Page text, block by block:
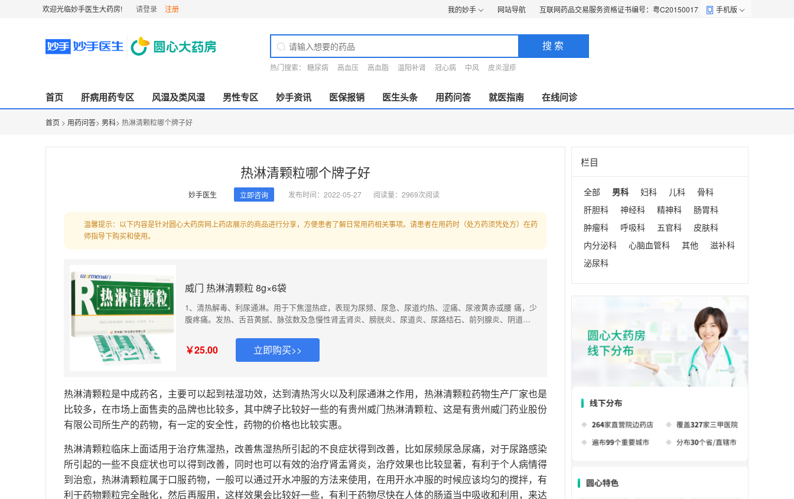
欢迎光临妙手医生大药房! 请登录 注册 我的妙手 网站导航 互联网药品交易服务资格证书编号：粤C20150017 手机版
搜 索
热门搜索： 糖尿病 高血压 高血脂 温阳补肾 冠心病 中风 皮炎湿疹
首页 肝病用药专区 风湿及类风湿 男性专区 妙手资讯 医保报销 医生头条 用药问答 就医指南 在线问诊
首页 > 用药问答> 男科> 热淋清颗粒哪个牌子好
热淋清颗粒哪个牌子好
妙手医生 立即咨询 发布时间：2022-05-27 阅读量：2969次阅读
温馨提示：以下内容是针对圆心大药房网上药店展示的商品进行分享，方便患者了解日常用药相关事项。请患者在用药时（处方药须凭处方）在药
师指导下购买和使用。
威门 热淋清颗粒 8g×6袋
1、清热解毒、利尿通淋。用于下焦湿热症，表现为尿频、尿急、尿道灼热、涩痛、尿液黄赤或腰 痛，少
腹疼痛。发热、舌苔黄腻、脉弦数及急慢性肾盂肾炎、膀胱炎、尿道炎、尿路结石、前列腺炎、阴道
与有 效抗生素联合应用，可增强疗效，缩短疗程，减少抗生素用量及副作用。3、本品有效成份含量高，
见效快，为颗粒剂型，服用方便，符合中医治疗泌尿系统感染的原则。
￥25.00 立即购买>>
热淋清颗粒是中成药名，主要可以起到祛湿功效，达到清热泻火以及利尿通淋之作用，热淋清颗粒药物生产厂家也是
比较多，在市场上面售卖的品牌也比较多，其中牌子比较好一些的有贵州威门热淋清颗粒、这是有贵州威门药业股份
有限公司所生产的药物，有一定的安全性，药物的价格也比较实惠。
热淋清颗粒临床上面适用于治疗焦湿热，改善焦湿热所引起的不良症状得到改善，比如尿频尿急尿痛，对于尿路感染
所引起的一些不良症状也可以得到改善，同时也可以有效的治疗肾盂肾炎，治疗效果也比较显著，有利于个人病情得
到治愈，热淋清颗粒属于口服药物，一般可以通过开水冲服的方法来使用，在用开水冲服的时候应该均匀的搅拌，有
利于药物颗粒完全融化，然后再服用，这样效果会比较好一些，有利于药物尽快在人体的肠道当中吸收和利用，来达
栏目
全部 男科 妇科 儿科
骨科
肝胆科
神经科 精神科
肠胃科
肿瘤科
呼吸科 五官科
皮肤科
内分泌科
心脑血管科 其他
滋补科
泌尿科